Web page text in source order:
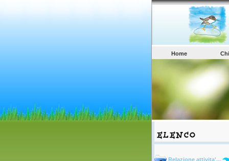
Home
Relazione attivita'...